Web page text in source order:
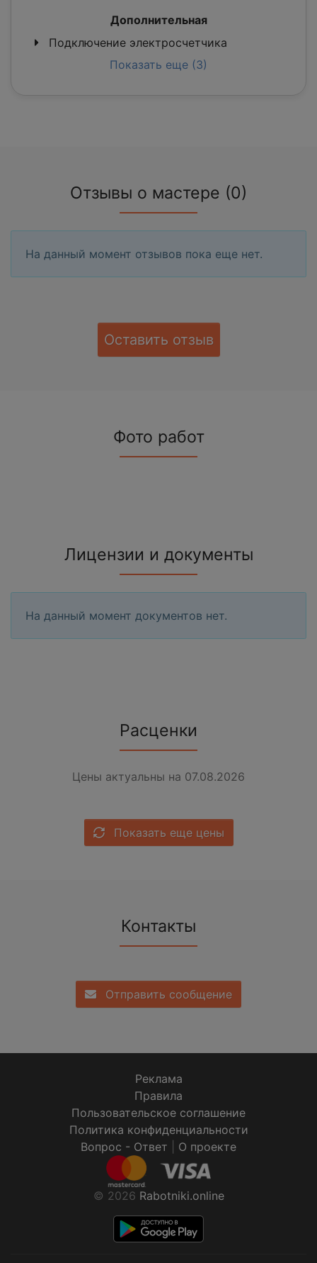
Дополнительная
Подключение электросчетчика
Показать еще (3)
Отзывы о мастере (0)
На данный момент отзывов пока еще нет.
Оставить отзыв
Фото работ
Лицензии и документы
На данный момент документов нет.
Расценки
Цены актуальны на 07.08.2026
Показать еще цены
Контакты
Отправить сообщение
Реклама
Правила
Пользовательское соглашение
Политика конфиденциальности
Вопрос - Ответ
О проекте
© 2026 Rabotniki.online